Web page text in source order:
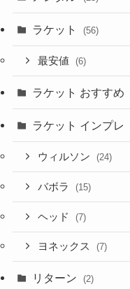
ラケット (56)
最安値 (6)
ラケット おすすめ
ラケット インプレ
ウィルソン (24)
バボラ (15)
ヘッド (7)
ヨネックス (7)
リターン (2)